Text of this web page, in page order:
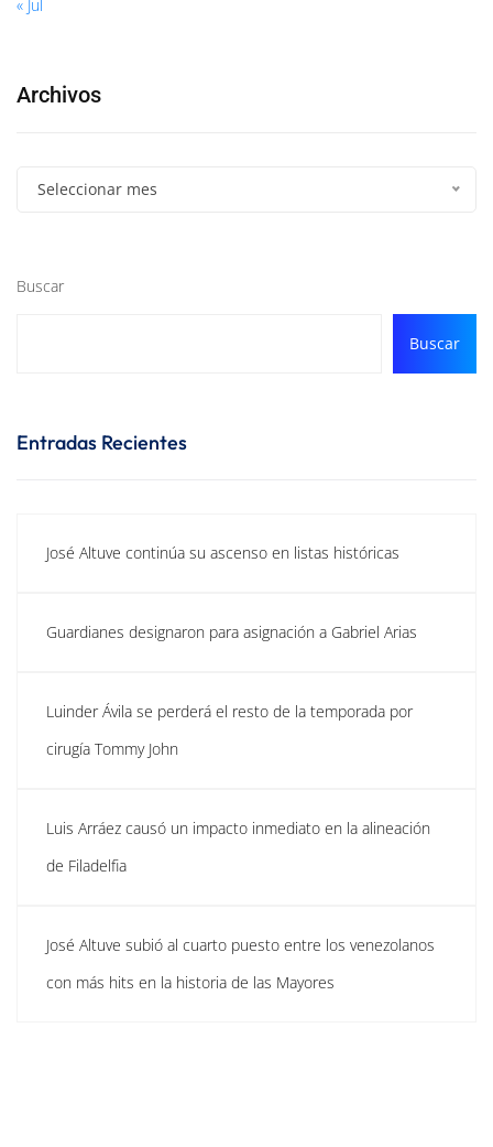
« Jul
Archivos
Seleccionar mes
Buscar
Buscar
Entradas Recientes
José Altuve continúa su ascenso en listas históricas
Guardianes designaron para asignación a Gabriel Arias
Luinder Ávila se perderá el resto de la temporada por
cirugía Tommy John
Luis Arráez causó un impacto inmediato en la alineación
de Filadelfia
José Altuve subió al cuarto puesto entre los venezolanos
con más hits en la historia de las Mayores